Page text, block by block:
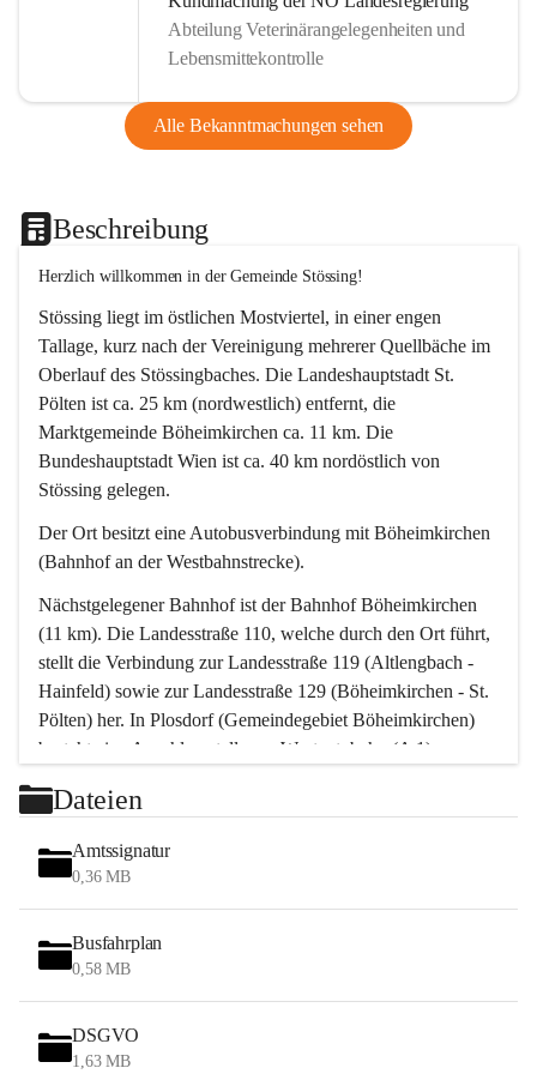
Abteilung Veterinärangelegenheiten und
Lebensmittekontrolle
Alle Bekanntmachungen sehen
Beschreibung
Herzlich willkommen in der Gemeinde Stössing!
Stössing liegt im östlichen Mostviertel, in einer engen
Tallage, kurz nach der Vereinigung mehrerer Quellbäche im
Oberlauf des Stössingbaches. Die Landeshauptstadt St.
Pölten ist ca. 25 km (nordwestlich) entfernt, die
Marktgemeinde Böheimkirchen ca. 11 km. Die
Bundeshauptstadt Wien ist ca. 40 km nordöstlich von
Stössing gelegen.
Der Ort besitzt eine Autobusverbindung mit Böheimkirchen
(Bahnhof an der Westbahnstrecke).
Nächstgelegener Bahnhof ist der Bahnhof Böheimkirchen
(11 km). Die Landesstraße 110, welche durch den Ort führt,
stellt die Verbindung zur Landesstraße 119 (Altlengbach -
Hainfeld) sowie zur Landesstraße 129 (Böheimkirchen - St.
Pölten) her. In Plosdorf (Gemeindegebiet Böheimkirchen)
besteht eine Anschlussstelle zur Westautobahn (A 1).
Wien erreicht man in ca. 45 Minuten.
Stössing zählt noch zum Naherholungsraum Wien sowie
zum Naherholungsraum St. Pölten. Viele Bauernhöfe hatten
„ihre Wiener“. Seit 1960 bauten viele Wiener
Wochenendhäuser im Gemeindegebiet. Wegen des
waldreichen Jagdgebietes haben viele Jagdpächter ihre
Das Wandern ist aus touristischer Sicht die bedeutendste
Tätigkeit. Das hügelige Gebiet mit Wanderwegen durch
Dateien
Amtssignatur
0,36 MB
Busfahrplan
0,58 MB
DSGVO
1,63 MB